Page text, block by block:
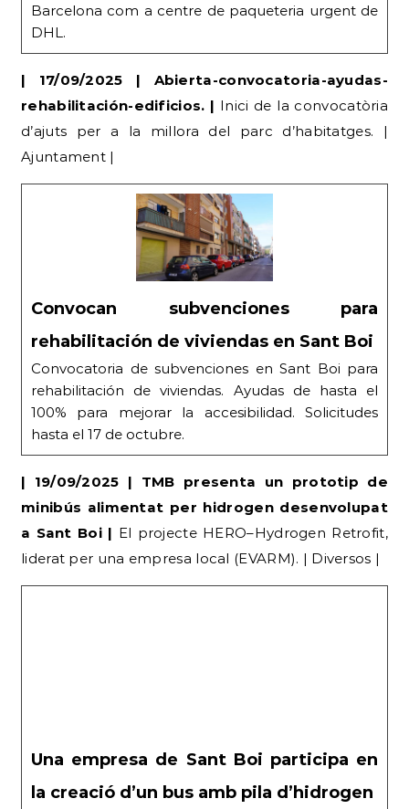
Barcelona com a centre de paqueteria urgent de
DHL.
| 17/09/2025 | Abierta-convocatoria-ayudas-
rehabilitación-edificios. | Inici de la convocatòria
d’ajuts per a la millora del parc d’habitatges. |
Ajuntament |
Convocan subvenciones para
rehabilitación de viviendas en Sant Boi
Convocatoria de subvenciones en Sant Boi para
rehabilitación de viviendas. Ayudas de hasta el
100% para mejorar la accesibilidad. Solicitudes
hasta el 17 de octubre.
| 19/09/2025 | TMB presenta un prototip de
minibús alimentat per hidrogen desenvolupat
a Sant Boi | El projecte HERO–Hydrogen Retrofit,
liderat per una empresa local (EVARM). | Diversos |
Evarm ha col·laborat amb TMB en un autobús que
començarà a circular en fase de proves.